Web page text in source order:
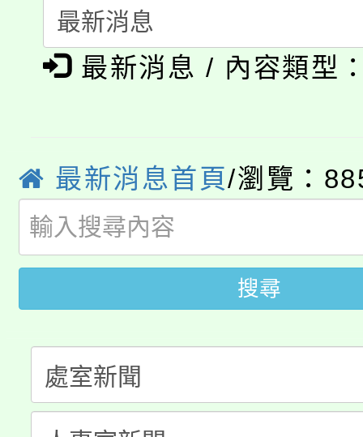
代理(課)教師甄選結果(
轉知中國文化大學推廣
《TA101》溝通分析基
系所師生報名參加。
淨零綠生活教案入校路
學籍身 分審查程序及
版
淨零綠領人才培育課程
公告本校115學年度第
代理(課)教師甄選結果(
「2026金融保險知識
車」活動
桃園市115學年度學生
生本土語及新住民語歌
公告本校115學年度第
代理(課)教師甄選結果(
公告本校115學年度第
代理(課)教師甄選結果
轉知中國文化大學推廣
最新消息 / 內容類型
最新消息首頁/瀏覽：
搜尋